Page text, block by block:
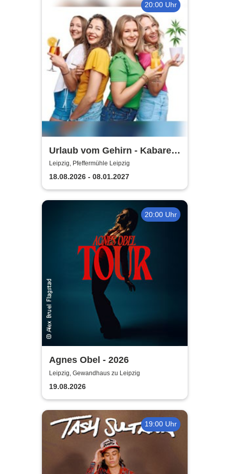
20:00 Uhr
Urlaub vom Gehirn - Kabarett
Leipziger Pfeffermühle
Leipzig, Pfeffermühle Leipzig
18.08.2026 - 08.01.2027
20:00 Uhr
Agnes Obel - 2026
Leipzig, Gewandhaus zu Leipzig
19.08.2026
19:00 Uhr